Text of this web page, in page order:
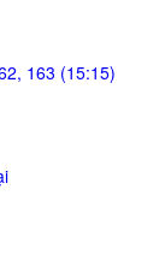
163 (15:15)